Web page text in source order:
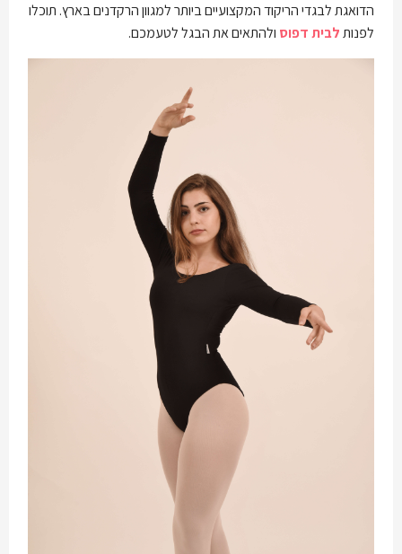
הדואגת לבגדי הריקוד המקצועיים ביותר למגוון הרקדנים בארץ. תוכלו
לפנותלבית דפוס ולהתאים את הבגל לטעמכם.